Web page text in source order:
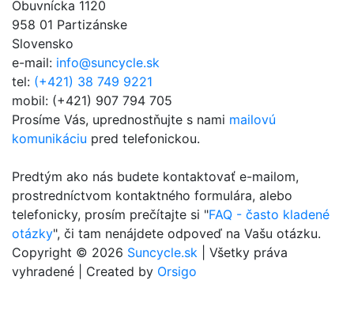
Obuvnícka 1120
958 01 Partizánske
Slovensko
e-mail: info@suncycle.sk
tel: (+421) 38 749 9221
mobil: (+421) 907 794 705
Prosíme Vás, uprednostňujte s nami mailovú
komunikáciu pred telefonickou.
Predtým ako nás budete kontaktovať e-mailom,
prostredníctvom kontaktného formulára, alebo
telefonicky, prosím prečítajte si "FAQ - často kladené
otázky", či tam nenájdete odpoveď na Vašu otázku.
Copyright © 2026 Suncycle.sk | Všetky práva
vyhradené | Created by Orsigo